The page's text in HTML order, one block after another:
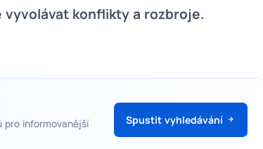
konflikty a rozbroje.
pro informovanější
Spustit vyhledávání